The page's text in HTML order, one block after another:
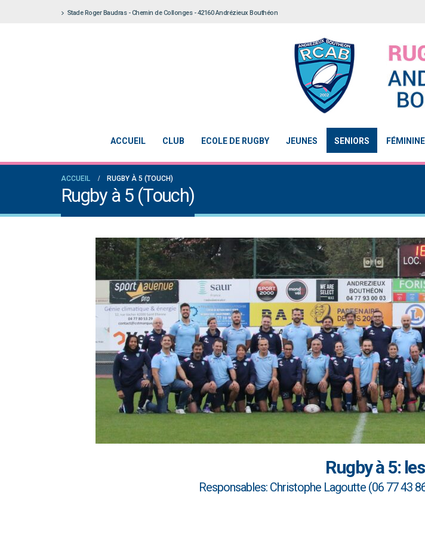
Stade Roger Baudras - Chemin de Collonges - 42160 Andrézieux Bouthéon
ACCUEIL CLUB ECOLE DE RUGBY JEUNES SENIORS
ACCUEIL RUGBY À 5 (TOUCH)
Rugby à 5 (Touch)
Rugby à 5:
Responsables: Christophe Lagoutte (06 77 43